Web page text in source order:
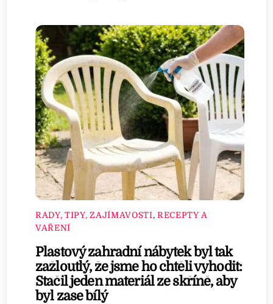
RADY, TIPY, ZAJÍMAVOSTI, RECEPTY A
VAŘENÍ
Plastový zahradní nábytek byl tak
zažloutlý, že jsme ho chtěli vyhodit:
Stačil jeden materiál ze skříně, aby
byl zase bílý